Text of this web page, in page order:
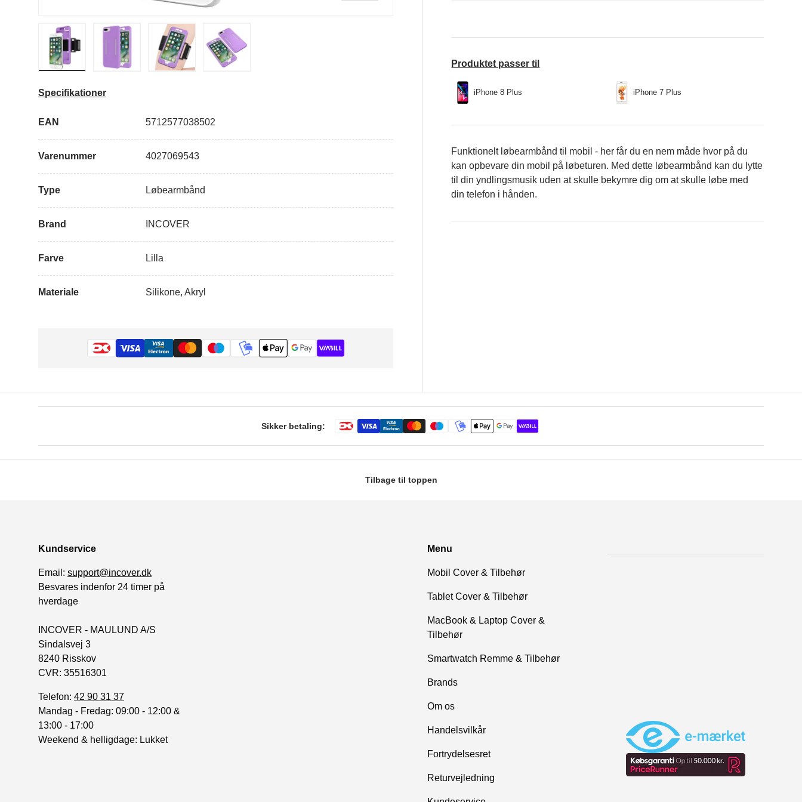
Produktet passer til
iPhone 8 Plus iPhone 7 Plus
Funktionelt løbearmbånd til mobil - her får du en nem måde hvor på du
kan opbevare din mobil på løbeturen. Med dette løbearmbånd kan du lytte
til din yndlingsmusik uden at skulle bekymre dig om at skulle løbe med
din telefon i hånden.
Specifikationer
EAN 5712577038502
Varenummer 4027069543
Type Løbearmbånd
Brand INCOVER
Farve Lilla
Materiale Silikone, Akryl
Sikker betaling:
Tilbage til toppen
Kundservice
Email: support@incover.dk
Besvares indenfor 24 timer på
hverdage
INCOVER - MAULUND A/S
Sindalsvej 3
8240 Risskov
CVR: 35516301
Telefon: 42 90 31 37
Mandag - Fredag: 09:00 - 12:00 &
13:00 - 17:00
Weekend & helligdage: Lukket
Menu
Mobil Cover & Tilbehør
Tablet Cover & Tilbehør
MacBook & Laptop Cover &
Tilbehør
Smartwatch Remme & Tilbehør
Brands
Om os
Handelsvilkår
Fortrydelsesret
Returvejledning